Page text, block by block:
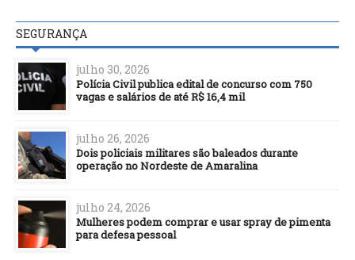
SEGURANÇA
julho 30, 2026
Polícia Civil publica edital de concurso com 750
vagas e salários de até R$ 16,4 mil
julho 26, 2026
Dois policiais militares são baleados durante
operação no Nordeste de Amaralina
julho 24, 2026
Mulheres podem comprar e usar spray de pimenta
para defesa pessoal